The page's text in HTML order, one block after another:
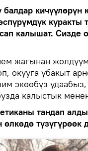
балдар кичүүлөрүн
куракты
калышат. Сизде
жагынан
окууга убакыт
экөөбүз
калыстык
тандап
түзүгүрөөк